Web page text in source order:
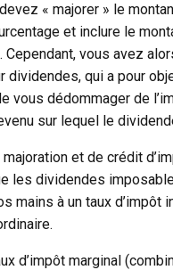
« majorer » le
et inclure le
Cependant, vous avez
dividendes, qui a pour
vous dédommager de
sur lequel le
et de crédit
les dividendes
mains à un taux d’impôt
d’impôt marginal